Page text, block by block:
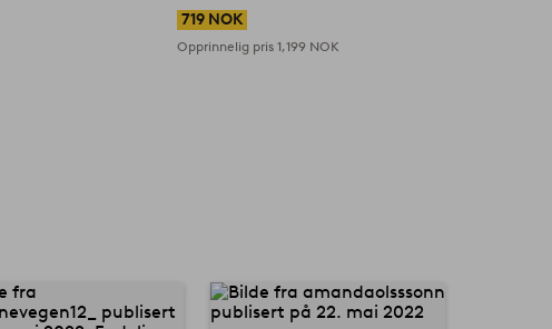
719 NOK
Opprinnelig pris1,199 NOK